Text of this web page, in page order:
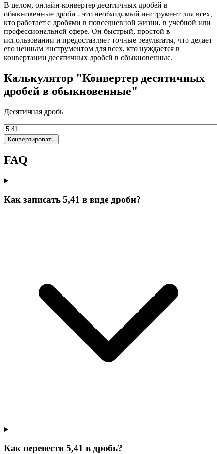
В целом, онлайн-конвертер десятичных дробей в
обыкновенные дроби - это необходимый инструмент для всех,
кто работает с дробями в повседневной жизни, в учебной или
профессиональной сфере. Он быстрый, простой в
использовании и предоставляет точные результаты, что делает
его ценным инструментом для всех, кто нуждается в
конвертации десятичных дробей в обыкновенные.
Калькулятор "Конвертер десятичных
дробей в обыкновенные"
Десятичная дробь
Конвертировать
FAQ
Как записать 5,41 в виде дроби?
Как перевести 5,41 в дробь?